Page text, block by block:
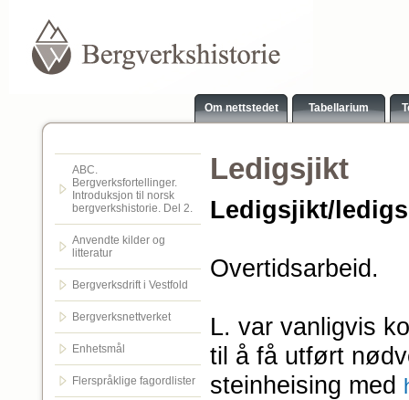
Om nettstedet Tabellarium
ABC.
Bergverksfortellinger.
Introduksjon til norsk
bergverkshistorie. Del 2.
Anvendte kilder og
litteratur
Bergverksdrift i Vestfold
Bergverksnettverket
Enhetsmål
Flerspråklige fagordlister
Ledigsjikt
Ledigsjikt/
Overtidsarbeid.
L. var vanligvis
til å få utført
steinheising med